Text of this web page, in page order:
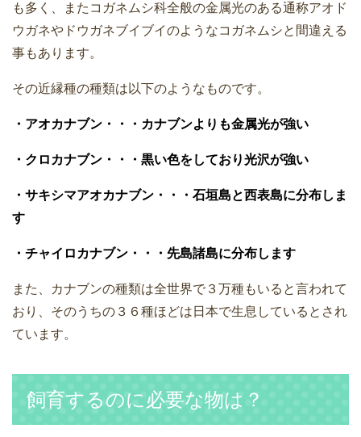
も多く、またコガネムシ科全般の金属光のある通称アオド
ウガネやドウガネブイブイのようなコガネムシと間違える
事もあります。
その近縁種の種類は以下のようなものです。
・アオカナブン・・・カナブンよりも金属光が強い
・クロカナブン・・・黒い色をしており光沢が強い
・サキシマアオカナブン・・・石垣島と西表島に分布しま
す
・チャイロカナブン・・・先島諸島に分布します
また、カナブンの種類は全世界で３万種もいると言われて
おり、そのうちの３６種ほどは日本で生息しているとされ
ています。
飼育するのに必要な物は？